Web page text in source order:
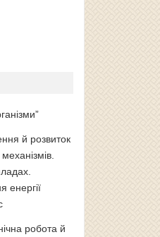
й розвиток
енергії
робота й